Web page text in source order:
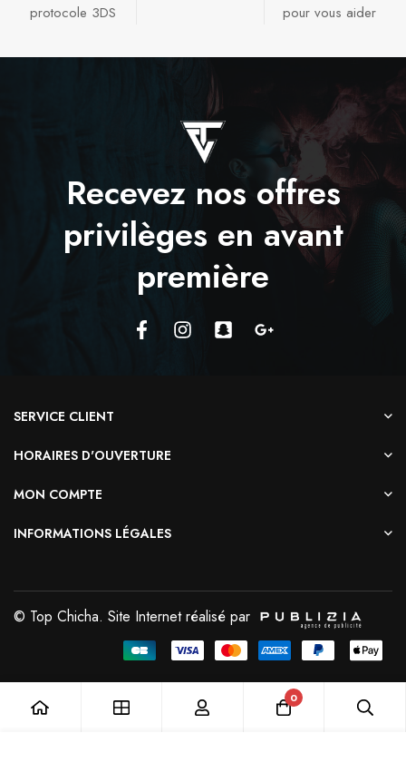
protocole 3DS
pour vous aider​
Recevez nos offres
privilèges en avant
première
SERVICE CLIENT
HORAIRES D'OUVERTURE
MON COMPTE
INFORMATIONS LÉGALES
© Top Chicha. Site Internet réalisé par
0